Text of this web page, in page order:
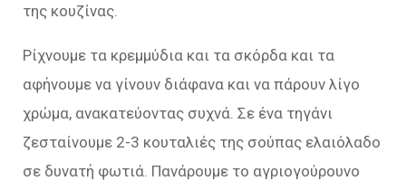
της κουζίνας.
Ρίχνουμε τα κρεμμύδια και τα σκόρδα και τα
αφήνουμε να γίνουν διάφανα και να πάρουν λίγο
χρώμα, ανακατεύοντας συχνά. Σε ένα τηγάνι
ζεσταίνουμε 2-3 κουταλιές της σούπας ελαιόλαδο
σε δυνατή φωτιά. Πανάρουμε το αγριογούρουνο